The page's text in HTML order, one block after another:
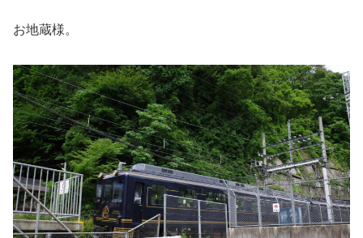
お地蔵様。